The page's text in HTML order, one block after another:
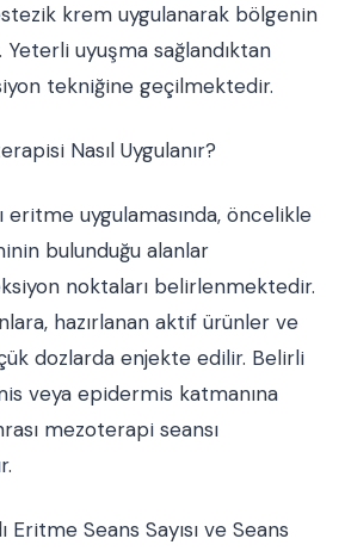
krem uygulanarak bölgenin
Yeterli uyuşma sağlandıktan
tekniğine geçilmektedir.
Nasıl Uygulanır?
eritme uygulamasında, öncelikle
bulunduğu alanlar
noktaları belirlenmektedir.
hazırlanan aktif ürünler ve
dozlarda enjekte edilir. Belirli
veya epidermis katmanına
mezoterapi seansı
Eritme Seans Sayısı ve Seans